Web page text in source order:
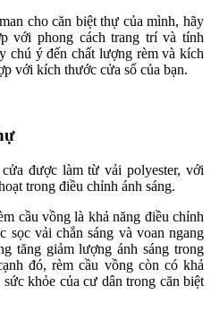
cho căn biệt thự của mình, hãy
với phong cách trang trí và tính
chú ý đến chất lượng rèm và kích
với kích thước cửa sổ của bạn.
được làm từ vải polyester, với
trong điều chỉnh ánh sáng.
cầu vồng là khả năng điều chỉnh
sọc vải chắn sáng và voan ngang
tăng giảm lượng ánh sáng trong
đó, rèm cầu vồng còn có khả
khỏe của cư dân trong căn biệt